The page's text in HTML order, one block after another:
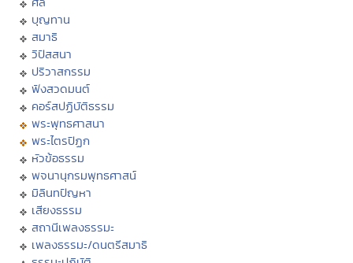
บุญทาน
สมาธิ
วิปัสสนา
ปริวาสกรรม
ฟังสวดมนต์
คอร์สปฏิบัติธรรม
พระพุทธศาสนา
พระไตรปิฏก
หัวข้อธรรม
พจนานุกรมพุทธศาสน์
มิลินทปัญหา
เสียงธรรม
สถานีเพลงธรรมะ
เพลงธรรมะ/ดนตรีสมาธิ